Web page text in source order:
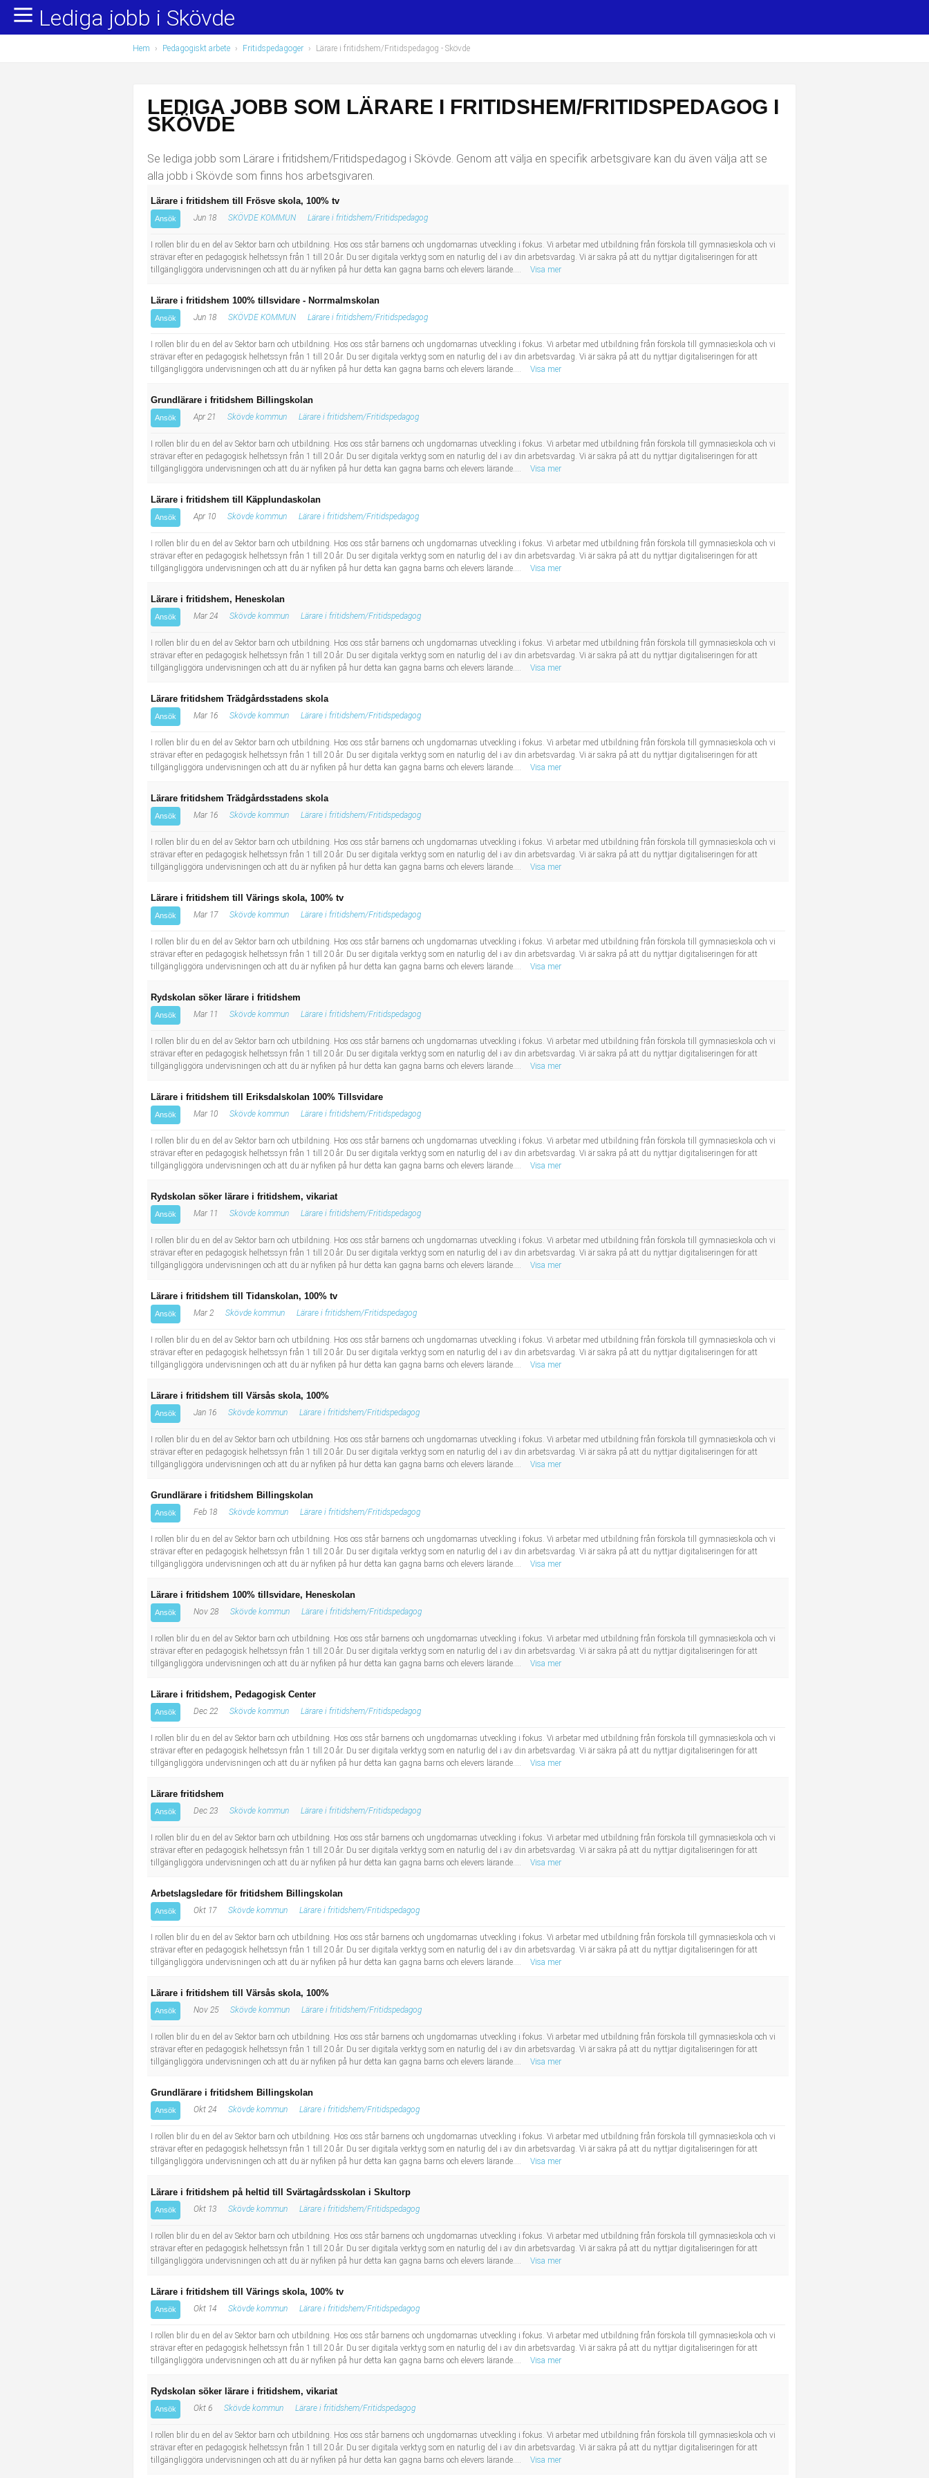
Yrkesområden
Administration, ekonomi, juridik
Chefer och verksamhetsledare
Hotell, restaurang, storhushåll
Installation, drift, underhåll
Naturvetenskapligt arbete
Sanering och renhållning
Populära jobb
Undersköterska, hemtjänst och äldreboende
Lärare i förskola/Förskollärare
Bussförare/Busschaufför
Behandlingsassistent/Socialpedagog
Tidningsbud/Tidningsdistributör
Lärare i fritidshem/Fritidspedagog
Läkarsekreterare/Vårdadmin/Medicinsk sekreterare
Informatör/Kommunikatör
Sjuksköterska, grundutbildad
Undersköterska, vård- o specialavd. o mottagning
Lediga jobb i Skövde
Hem › Pedagogiskt arbete › Fritidspedagoger › Lärare i fritidshem/Fritidspedagog - Skövde
LEDIGA JOBB SOM LÄRARE I FRITIDSHEM/FRITIDSPEDAGOG I
SKÖVDE
Se lediga jobb som Lärare i fritidshem/Fritidspedagog i Skövde. Genom att välja en specifik arbetsgivare kan du även välja att se
alla jobb i Skövde som finns hos arbetsgivaren.
Lärare i fritidshem till Frösve skola, 100% tv
Ansök Jun 18 SKÖVDE KOMMUN Lärare i fritidshem/Fritidspedagog
I rollen blir du en del av Sektor barn och utbildning. Hos oss står barnens och ungdomarnas utveckling i fokus. Vi arbetar med utbildning från förskola till gymnasieskola och vi
strävar efter en pedagogisk helhetssyn från 1 till 20 år. Du ser digitala verktyg som en naturlig del i av din arbetsvardag. Vi är säkra på att du nyttjar digitaliseringen för att
tillgängliggöra undervisningen och att du är nyfiken på hur detta kan gagna barns och elevers lärande....
Visa mer
Lärare i fritidshem 100% tillsvidare - Norrmalmskolan
Ansök Jun 18 SKÖVDE KOMMUN Lärare i fritidshem/Fritidspedagog
I rollen blir du en del av Sektor barn och utbildning. Hos oss står barnens och ungdomarnas utveckling i fokus. Vi arbetar med utbildning från förskola till gymnasieskola och vi
strävar efter en pedagogisk helhetssyn från 1 till 20 år. Du ser digitala verktyg som en naturlig del i av din arbetsvardag. Vi är säkra på att du nyttjar digitaliseringen för att
tillgängliggöra undervisningen och att du är nyfiken på hur detta kan gagna barns och elevers lärande....
Visa mer
Grundlärare i fritidshem Billingskolan
Ansök Apr 21 Skövde kommun Lärare i fritidshem/Fritidspedagog
I rollen blir du en del av Sektor barn och utbildning. Hos oss står barnens och ungdomarnas utveckling i fokus. Vi arbetar med utbildning från förskola till gymnasieskola och vi
strävar efter en pedagogisk helhetssyn från 1 till 20 år. Du ser digitala verktyg som en naturlig del i av din arbetsvardag. Vi är säkra på att du nyttjar digitaliseringen för att
tillgängliggöra undervisningen och att du är nyfiken på hur detta kan gagna barns och elevers lärande....
Visa mer
Lärare i fritidshem till Käpplundaskolan
Ansök Apr 10 Skövde kommun Lärare i fritidshem/Fritidspedagog
I rollen blir du en del av Sektor barn och utbildning. Hos oss står barnens och ungdomarnas utveckling i fokus. Vi arbetar med utbildning från förskola till gymnasieskola och vi
strävar efter en pedagogisk helhetssyn från 1 till 20 år. Du ser digitala verktyg som en naturlig del i av din arbetsvardag. Vi är säkra på att du nyttjar digitaliseringen för att
tillgängliggöra undervisningen och att du är nyfiken på hur detta kan gagna barns och elevers lärande....
Visa mer
Lärare i fritidshem, Heneskolan
Ansök Mar 24 Skövde kommun Lärare i fritidshem/Fritidspedagog
I rollen blir du en del av Sektor barn och utbildning. Hos oss står barnens och ungdomarnas utveckling i fokus. Vi arbetar med utbildning från förskola till gymnasieskola och vi
strävar efter en pedagogisk helhetssyn från 1 till 20 år. Du ser digitala verktyg som en naturlig del i av din arbetsvardag. Vi är säkra på att du nyttjar digitaliseringen för att
tillgängliggöra undervisningen och att du är nyfiken på hur detta kan gagna barns och elevers lärande....
Visa mer
Lärare fritidshem Trädgårdsstadens skola
Ansök Mar 16 Skövde kommun Lärare i fritidshem/Fritidspedagog
I rollen blir du en del av Sektor barn och utbildning. Hos oss står barnens och ungdomarnas utveckling i fokus. Vi arbetar med utbildning från förskola till gymnasieskola och vi
strävar efter en pedagogisk helhetssyn från 1 till 20 år. Du ser digitala verktyg som en naturlig del i av din arbetsvardag. Vi är säkra på att du nyttjar digitaliseringen för att
tillgängliggöra undervisningen och att du är nyfiken på hur detta kan gagna barns och elevers lärande....
Visa mer
Lärare fritidshem Trädgårdsstadens skola
Ansök Mar 16 Skövde kommun Lärare i fritidshem/Fritidspedagog
I rollen blir du en del av Sektor barn och utbildning. Hos oss står barnens och ungdomarnas utveckling i fokus. Vi arbetar med utbildning från förskola till gymnasieskola och vi
strävar efter en pedagogisk helhetssyn från 1 till 20 år. Du ser digitala verktyg som en naturlig del i av din arbetsvardag. Vi är säkra på att du nyttjar digitaliseringen för att
tillgängliggöra undervisningen och att du är nyfiken på hur detta kan gagna barns och elevers lärande....
Visa mer
Lärare i fritidshem till Värings skola, 100% tv
Ansök Mar 17 Skövde kommun Lärare i fritidshem/Fritidspedagog
I rollen blir du en del av Sektor barn och utbildning. Hos oss står barnens och ungdomarnas utveckling i fokus. Vi arbetar med utbildning från förskola till gymnasieskola och vi
strävar efter en pedagogisk helhetssyn från 1 till 20 år. Du ser digitala verktyg som en naturlig del i av din arbetsvardag. Vi är säkra på att du nyttjar digitaliseringen för att
tillgängliggöra undervisningen och att du är nyfiken på hur detta kan gagna barns och elevers lärande....
Visa mer
Rydskolan söker lärare i fritidshem
Ansök Mar 11 Skövde kommun Lärare i fritidshem/Fritidspedagog
I rollen blir du en del av Sektor barn och utbildning. Hos oss står barnens och ungdomarnas utveckling i fokus. Vi arbetar med utbildning från förskola till gymnasieskola och vi
strävar efter en pedagogisk helhetssyn från 1 till 20 år. Du ser digitala verktyg som en naturlig del i av din arbetsvardag. Vi är säkra på att du nyttjar digitaliseringen för att
tillgängliggöra undervisningen och att du är nyfiken på hur detta kan gagna barns och elevers lärande....
Visa mer
Lärare i fritidshem till Eriksdalskolan 100% Tillsvidare
Ansök Mar 10 Skövde kommun Lärare i fritidshem/Fritidspedagog
I rollen blir du en del av Sektor barn och utbildning. Hos oss står barnens och ungdomarnas utveckling i fokus. Vi arbetar med utbildning från förskola till gymnasieskola och vi
strävar efter en pedagogisk helhetssyn från 1 till 20 år. Du ser digitala verktyg som en naturlig del i av din arbetsvardag. Vi är säkra på att du nyttjar digitaliseringen för att
tillgängliggöra undervisningen och att du är nyfiken på hur detta kan gagna barns och elevers lärande....
Visa mer
Rydskolan söker lärare i fritidshem, vikariat
Ansök Mar 11 Skövde kommun Lärare i fritidshem/Fritidspedagog
I rollen blir du en del av Sektor barn och utbildning. Hos oss står barnens och ungdomarnas utveckling i fokus. Vi arbetar med utbildning från förskola till gymnasieskola och vi
strävar efter en pedagogisk helhetssyn från 1 till 20 år. Du ser digitala verktyg som en naturlig del i av din arbetsvardag. Vi är säkra på att du nyttjar digitaliseringen för att
tillgängliggöra undervisningen och att du är nyfiken på hur detta kan gagna barns och elevers lärande....
Visa mer
Lärare i fritidshem till Tidanskolan, 100% tv
Ansök Mar 2 Skövde kommun Lärare i fritidshem/Fritidspedagog
I rollen blir du en del av Sektor barn och utbildning. Hos oss står barnens och ungdomarnas utveckling i fokus. Vi arbetar med utbildning från förskola till gymnasieskola och vi
strävar efter en pedagogisk helhetssyn från 1 till 20 år. Du ser digitala verktyg som en naturlig del i av din arbetsvardag. Vi är säkra på att du nyttjar digitaliseringen för att
tillgängliggöra undervisningen och att du är nyfiken på hur detta kan gagna barns och elevers lärande....
Visa mer
Lärare i fritidshem till Värsås skola, 100%
Ansök Jan 16 Skövde kommun Lärare i fritidshem/Fritidspedagog
I rollen blir du en del av Sektor barn och utbildning. Hos oss står barnens och ungdomarnas utveckling i fokus. Vi arbetar med utbildning från förskola till gymnasieskola och vi
strävar efter en pedagogisk helhetssyn från 1 till 20 år. Du ser digitala verktyg som en naturlig del i av din arbetsvardag. Vi är säkra på att du nyttjar digitaliseringen för att
tillgängliggöra undervisningen och att du är nyfiken på hur detta kan gagna barns och elevers lärande....
Visa mer
Grundlärare i fritidshem Billingskolan
Ansök Feb 18 Skövde kommun Lärare i fritidshem/Fritidspedagog
I rollen blir du en del av Sektor barn och utbildning. Hos oss står barnens och ungdomarnas utveckling i fokus. Vi arbetar med utbildning från förskola till gymnasieskola och vi
strävar efter en pedagogisk helhetssyn från 1 till 20 år. Du ser digitala verktyg som en naturlig del i av din arbetsvardag. Vi är säkra på att du nyttjar digitaliseringen för att
tillgängliggöra undervisningen och att du är nyfiken på hur detta kan gagna barns och elevers lärande....
Visa mer
Lärare i fritidshem 100% tillsvidare, Heneskolan
Ansök Nov 28 Skövde kommun Lärare i fritidshem/Fritidspedagog
I rollen blir du en del av Sektor barn och utbildning. Hos oss står barnens och ungdomarnas utveckling i fokus. Vi arbetar med utbildning från förskola till gymnasieskola och vi
strävar efter en pedagogisk helhetssyn från 1 till 20 år. Du ser digitala verktyg som en naturlig del i av din arbetsvardag. Vi är säkra på att du nyttjar digitaliseringen för att
tillgängliggöra undervisningen och att du är nyfiken på hur detta kan gagna barns och elevers lärande....
Visa mer
Lärare i fritidshem, Pedagogisk Center
Ansök Dec 22 Skövde kommun Lärare i fritidshem/Fritidspedagog
I rollen blir du en del av Sektor barn och utbildning. Hos oss står barnens och ungdomarnas utveckling i fokus. Vi arbetar med utbildning från förskola till gymnasieskola och vi
strävar efter en pedagogisk helhetssyn från 1 till 20 år. Du ser digitala verktyg som en naturlig del i av din arbetsvardag. Vi är säkra på att du nyttjar digitaliseringen för att
tillgängliggöra undervisningen och att du är nyfiken på hur detta kan gagna barns och elevers lärande....
Visa mer
Lärare fritidshem
Ansök Dec 23 Skövde kommun Lärare i fritidshem/Fritidspedagog
I rollen blir du en del av Sektor barn och utbildning. Hos oss står barnens och ungdomarnas utveckling i fokus. Vi arbetar med utbildning från förskola till gymnasieskola och vi
strävar efter en pedagogisk helhetssyn från 1 till 20 år. Du ser digitala verktyg som en naturlig del i av din arbetsvardag. Vi är säkra på att du nyttjar digitaliseringen för att
tillgängliggöra undervisningen och att du är nyfiken på hur detta kan gagna barns och elevers lärande....
Visa mer
Arbetslagsledare för fritidshem Billingskolan
Ansök Okt 17 Skövde kommun Lärare i fritidshem/Fritidspedagog
I rollen blir du en del av Sektor barn och utbildning. Hos oss står barnens och ungdomarnas utveckling i fokus. Vi arbetar med utbildning från förskola till gymnasieskola och vi
strävar efter en pedagogisk helhetssyn från 1 till 20 år. Du ser digitala verktyg som en naturlig del i av din arbetsvardag. Vi är säkra på att du nyttjar digitaliseringen för att
tillgängliggöra undervisningen och att du är nyfiken på hur detta kan gagna barns och elevers lärande....
Visa mer
Lärare i fritidshem till Värsås skola, 100%
Ansök Nov 25 Skövde kommun Lärare i fritidshem/Fritidspedagog
I rollen blir du en del av Sektor barn och utbildning. Hos oss står barnens och ungdomarnas utveckling i fokus. Vi arbetar med utbildning från förskola till gymnasieskola och vi
strävar efter en pedagogisk helhetssyn från 1 till 20 år. Du ser digitala verktyg som en naturlig del i av din arbetsvardag. Vi är säkra på att du nyttjar digitaliseringen för att
tillgängliggöra undervisningen och att du är nyfiken på hur detta kan gagna barns och elevers lärande....
Visa mer
Grundlärare i fritidshem Billingskolan
Ansök Okt 24 Skövde kommun Lärare i fritidshem/Fritidspedagog
I rollen blir du en del av Sektor barn och utbildning. Hos oss står barnens och ungdomarnas utveckling i fokus. Vi arbetar med utbildning från förskola till gymnasieskola och vi
strävar efter en pedagogisk helhetssyn från 1 till 20 år. Du ser digitala verktyg som en naturlig del i av din arbetsvardag. Vi är säkra på att du nyttjar digitaliseringen för att
tillgängliggöra undervisningen och att du är nyfiken på hur detta kan gagna barns och elevers lärande....
Visa mer
Lärare i fritidshem på heltid till Svärtagårdsskolan i Skultorp
Ansök Okt 13 Skövde kommun Lärare i fritidshem/Fritidspedagog
I rollen blir du en del av Sektor barn och utbildning. Hos oss står barnens och ungdomarnas utveckling i fokus. Vi arbetar med utbildning från förskola till gymnasieskola och vi
strävar efter en pedagogisk helhetssyn från 1 till 20 år. Du ser digitala verktyg som en naturlig del i av din arbetsvardag. Vi är säkra på att du nyttjar digitaliseringen för att
tillgängliggöra undervisningen och att du är nyfiken på hur detta kan gagna barns och elevers lärande....
Visa mer
Lärare i fritidshem till Värings skola, 100% tv
Ansök Okt 14 Skövde kommun Lärare i fritidshem/Fritidspedagog
I rollen blir du en del av Sektor barn och utbildning. Hos oss står barnens och ungdomarnas utveckling i fokus. Vi arbetar med utbildning från förskola till gymnasieskola och vi
strävar efter en pedagogisk helhetssyn från 1 till 20 år. Du ser digitala verktyg som en naturlig del i av din arbetsvardag. Vi är säkra på att du nyttjar digitaliseringen för att
tillgängliggöra undervisningen och att du är nyfiken på hur detta kan gagna barns och elevers lärande....
Visa mer
Rydskolan söker lärare i fritidshem, vikariat
Ansök Okt 6 Skövde kommun Lärare i fritidshem/Fritidspedagog
I rollen blir du en del av Sektor barn och utbildning. Hos oss står barnens och ungdomarnas utveckling i fokus. Vi arbetar med utbildning från förskola till gymnasieskola och vi
strävar efter en pedagogisk helhetssyn från 1 till 20 år. Du ser digitala verktyg som en naturlig del i av din arbetsvardag. Vi är säkra på att du nyttjar digitaliseringen för att
tillgängliggöra undervisningen och att du är nyfiken på hur detta kan gagna barns och elevers lärande....
Visa mer